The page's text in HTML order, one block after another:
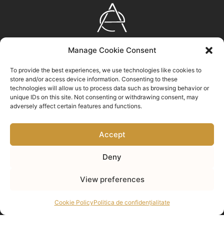
Manage Cookie Consent
To provide the best experiences, we use technologies like cookies to
store and/or access device information. Consenting to these
technologies will allow us to process data such as browsing behavior or
unique IDs on this site. Not consenting or withdrawing consent, may
adversely affect certain features and functions.
Accept
Deny
View preferences
Cookie PolicyPolitica de confidențialitate
AURUM
EXPERIENCE
Bulevardul Eroilor nr. 23, Brașov, ROMÂNIA
0372 310 100
info@aurumexperience.ro
pentru marketing și pentru a activa acest